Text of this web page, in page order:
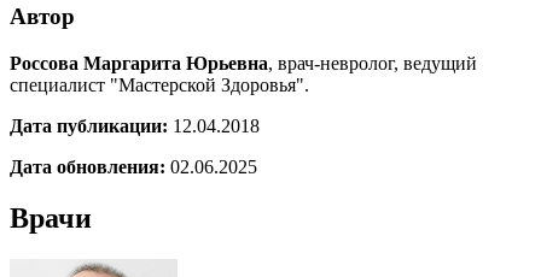
Автор
Россова Маргарита Юрьевна, врач-невролог, ведущий
специалист "Мастерской Здоровья".
Дата публикации: 12.04.2018
Дата обновления: 02.06.2025
Врачи